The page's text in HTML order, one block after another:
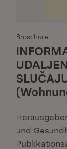
Broschüre
und